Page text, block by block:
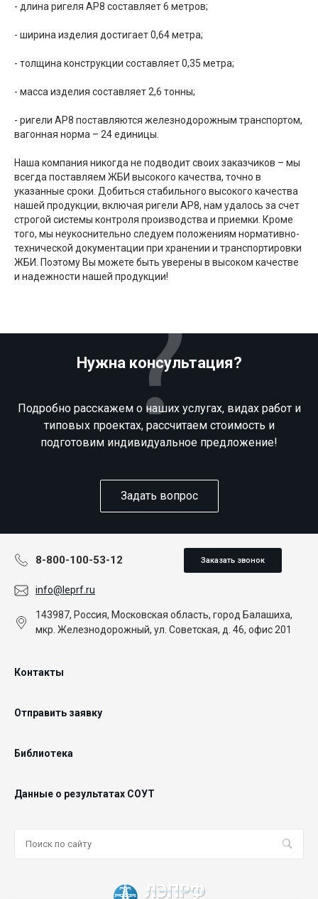
- длина ригеля АР8 составляет 6 метров;
- ширина изделия достигает 0,64 метра;
- толщина конструкции составляет 0,35 метра;
- масса изделия составляет 2,6 тонны;
- ригели АР8 поставляются железнодорожным транспортом,
вагонная норма – 24 единицы.
Наша компания никогда не подводит своих заказчиков – мы
всегда поставляем ЖБИ высокого качества, точно в
указанные сроки. Добиться стабильного высокого качества
нашей продукции, включая ригели АР8, нам удалось за счет
строгой системы контроля производства и приемки. Кроме
того, мы неукоснительно следуем положениям нормативно-
технической документации при хранении и транспортировки
ЖБИ. Поэтому Вы можете быть уверены в высоком качестве
и надежности нашей продукции!
Нужна консультация?
Подробно расскажем о наших услугах, видах работ и
типовых проектах, рассчитаем стоимость и
подготовим индивидуальное предложение!
Задать вопрос
8-800-100-53-12 Заказать звонок
info@leprf.ru
143987, Россия, Московская область, город Балашиха,
мкр. Железнодорожный, ул. Советская, д. 46, офис 201
Контакты
Отправить заявку
Библиотека
Данные о результатах СОУТ